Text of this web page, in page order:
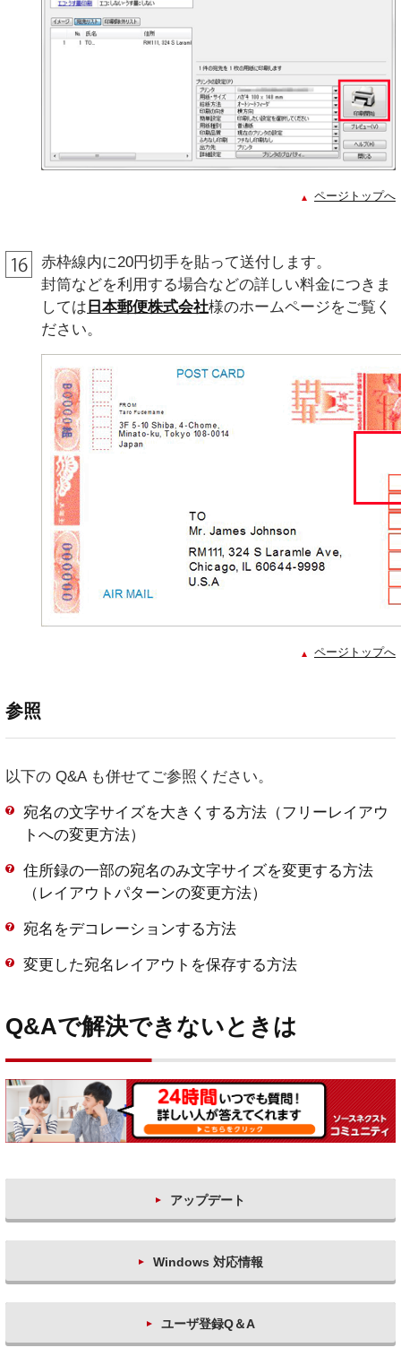
ページトップへ
赤枠線内に20円切手を貼って送付します。
封筒などを利用する場合などの詳しい料金につきま
しては 日本郵便株式会社様のホームページをご覧く
ださい。
ページトップへ
参照
以下の Q&A も併せてご参照ください。
宛名の文字サイズを大きくする方法（フリーレイアウ
トへの変更方法）
住所録の一部の宛名のみ文字サイズを変更する方法
（レイアウトパターンの変更方法）
宛名をデコレーションする方法
変更した宛名レイアウトを保存する方法
Q&Aで解決できないときは
アップデート
Windows 対応情報
ユーザ登録Q＆A